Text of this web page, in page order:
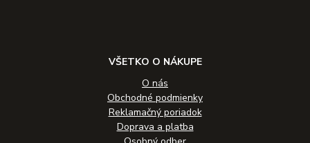
VŠETKO O NÁKUPE
O nás
Obchodné podmienky
Reklamačný poriadok
Doprava a platba